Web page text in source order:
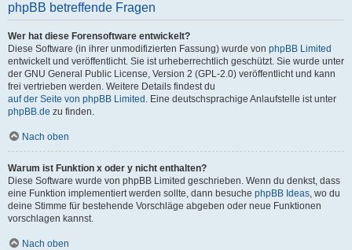
phpBB betreffende Fragen
Wer hat diese Forensoftware entwickelt?
Diese Software (in ihrer unmodifizierten Fassung) wurde von phpBB Limited
entwickelt und veröffentlicht. Sie ist urheberrechtlich geschützt. Sie wurde unter
der GNU General Public License, Version 2 (GPL-2.0) veröffentlicht und kann
frei vertrieben werden. Weitere Details findest du
auf der Seite von phpBB Limited . Eine deutschsprachige Anlaufstelle ist unter
phpBB.de zu finden.
Nach oben
Warum ist Funktion x oder y nicht enthalten?
Diese Software wurde von phpBB Limited geschrieben. Wenn du denkst, dass
eine Funktion implementiert werden sollte, dann besuche phpBB Ideas, wo du
deine Stimme für bestehende Vorschläge abgeben oder neue Funktionen
vorschlagen kannst.
Nach oben